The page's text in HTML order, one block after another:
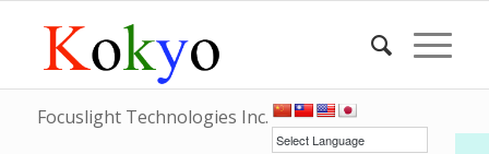
Focuslight Technologies Inc.